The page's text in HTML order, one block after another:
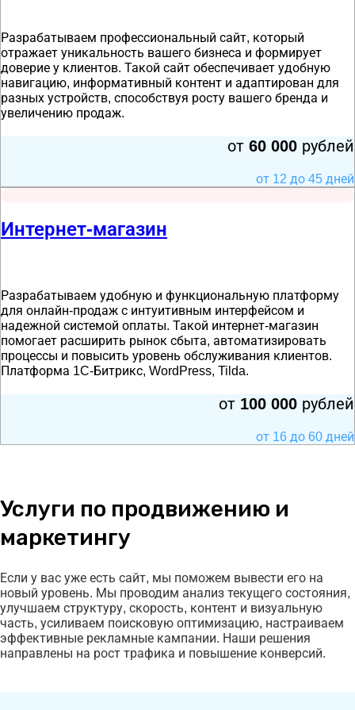
Разрабатываем профессиональный сайт, который
отражает уникальность вашего бизнеса и формирует
доверие у клиентов. Такой сайт обеспечивает удобную
навигацию, информативный контент и адаптирован для
разных устройств, способствуя росту вашего бренда и
увеличению продаж.
от 60 000 рублей
от 12 до 45 дней
Интернет-магазин
Разрабатываем удобную и функциональную платформу
для онлайн-продаж с интуитивным интерфейсом и
надежной системой оплаты. Такой интернет-магазин
помогает расширить рынок сбыта, автоматизировать
процессы и повысить уровень обслуживания клиентов.
Платформа 1C-Битрикс, WordPress, Tilda.
от 100 000 рублей
от 16 до 60 дней
Услуги по продвижению и
маркетингу
Если у вас уже есть сайт, мы поможем вывести его на
новый уровень. Мы проводим анализ текущего состояния,
улучшаем структуру, скорость, контент и визуальную
часть, усиливаем поисковую оптимизацию, настраиваем
эффективные рекламные кампании. Наши решения
направлены на рост трафика и повышение конверсий.